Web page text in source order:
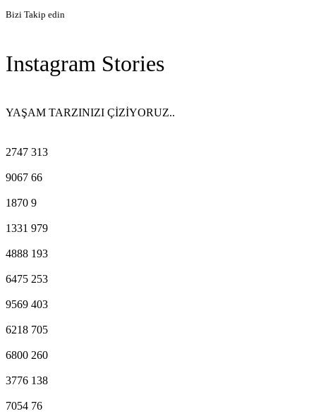
Bizi Takip edin
Instagram Stories
YAŞAM TARZINIZI ÇİZİYORUZ..
2747 313
9067 66
1870 9
1331 979
4888 193
6475 253
9569 403
6218 705
6800 260
3776 138
7054 76